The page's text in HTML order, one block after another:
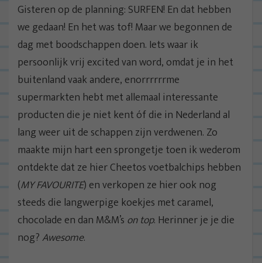
Gisteren op de planning: SURFEN! En dat hebben
we gedaan! En het was tof! Maar we begonnen de
dag met boodschappen doen. Iets waar ik
persoonlijk vrij excited van word, omdat je in het
buitenland vaak andere, enorrrrrrme
supermarkten hebt met allemaal interessante
producten die je niet kent óf die in Nederland al
lang weer uit de schappen zijn verdwenen. Zo
maakte mijn hart een sprongetje toen ik wederom
ontdekte dat ze hier Cheetos voetbalchips hebben
(MY FAVOURITE) en verkopen ze hier ook nog
steeds die langwerpige koekjes met caramel,
chocolade en dan M&M’s on top. Herinner je je die
nog?Awesome.